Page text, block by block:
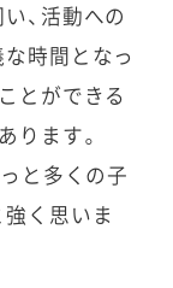
、活動への
時間となっ
とができる
ります。
と多くの子
く思いま